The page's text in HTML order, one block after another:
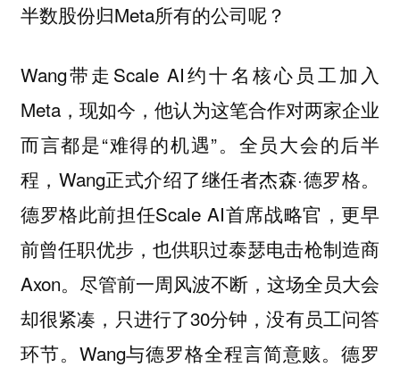
半数股份归Meta所有的公司呢？
Wang带走Scale AI约十名核心员工加入
Meta，现如今，他认为这笔合作对两家企业
而言都是“难得的机遇”。全员大会的后半
程，Wang正式介绍了继任者杰森·德罗格。
德罗格此前担任Scale AI首席战略官，更早
前曾任职优步，也供职过泰瑟电击枪制造商
Axon。尽管前一周风波不断，这场全员大会
却很紧凑，只进行了30分钟，没有员工问答
环节。Wang与德罗格全程言简意赅。德罗